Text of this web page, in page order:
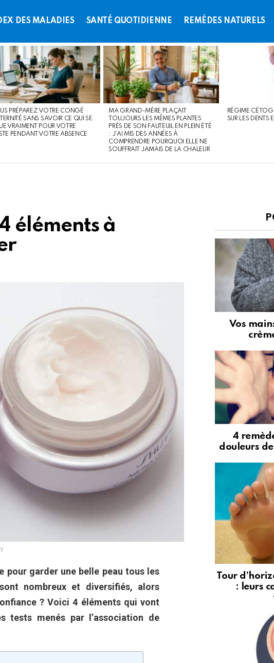
DES MALADIES SANTÉ QUOTIDIENNE REMÈDES NATURELS
PRÉPAREZ VOTRE CONGÉ
SANS SAVOIR CE QUI SE
VRAIMENT POUR VOTRE
PENDANT VOTRE ABSENCE
MA GRAND-MÈRE PLAÇAIT
TOUJOURS LES MÊMES PLANTES
PRÈS DE SON FAUTEUIL EN PLEIN ÉTÉ
: J’AI MIS DES ANNÉES À
COMPRENDRE POURQUOI ELLE NE
SOUFFRAIT JAMAIS DE LA CHALEUR
RÉGIME
SUR LES DENTS
éléments à
pour garder une belle peau tous les
nombreux et diversifiés, alors
? Voici 4 éléments qui vont
tests menés par l’association de
Vos
4
douleurs
Tour
: leurs